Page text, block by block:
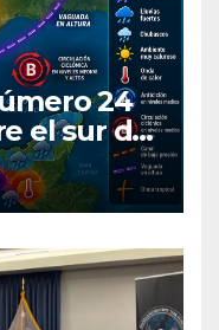
24
el sur del